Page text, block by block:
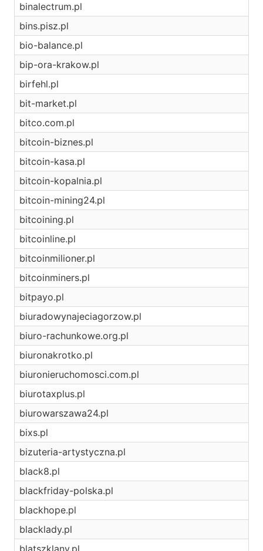
binalectrum.pl
bins.pisz.pl
bio-balance.pl
bip-ora-krakow.pl
birfehl.pl
bit-market.pl
bitco.com.pl
bitcoin-biznes.pl
bitcoin-kasa.pl
bitcoin-kopalnia.pl
bitcoin-mining24.pl
bitcoining.pl
bitcoinline.pl
bitcoinmilioner.pl
bitcoinminers.pl
bitpayo.pl
biuradowynajeciagorzow.pl
biuro-rachunkowe.org.pl
biuronakrotko.pl
biuronieruchomosci.com.pl
biurotaxplus.pl
biurowarszawa24.pl
bixs.pl
bizuteria-artystyczna.pl
black8.pl
blackfriday-polska.pl
blackhope.pl
blacklady.pl
blatszklany.pl